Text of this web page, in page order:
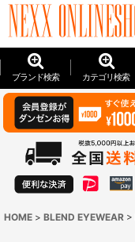
ブランド検索 カテゴリ検索
HOME > BLEND EYEWEAR >